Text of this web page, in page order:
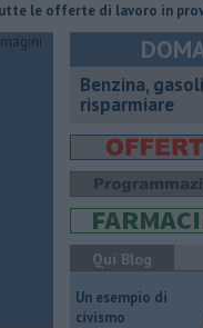
di lavoro in provincia di
​Benzina,
risparmiare
Qui Blog
​Un esempio di
civismo